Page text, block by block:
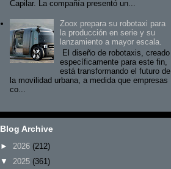
Capilar. La compañía presentó un...
Zoox prepara su robotaxi para
la producción en serie y su
lanzamiento a mayor escala.
El diseño de robotaxis, creado
específicamente para este fin,
está transformando el futuro de
la movilidad urbana, a medida que empresas
co...
Blog Archive
► 2026 (212)
▼
2025 (361)